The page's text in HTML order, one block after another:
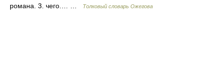
романа. 3. чего.… …
Толковый словарь Ожегова